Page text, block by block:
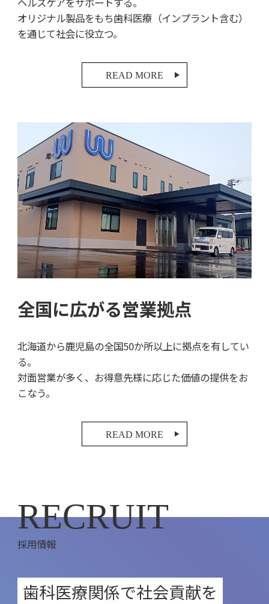
オリジナル製品をもち歯科医療（インプラント含む）
を通じて社会に役立つ。
READ MORE
全国に広がる営業拠点
北海道から鹿児島の全国50か所以上に拠点を有してい
る。
対面営業が多く、お得意先様に応じた価値の提供をお
こなう。
READ MORE
RECRUIT
採用情報
歯科医療関係で社会貢献を